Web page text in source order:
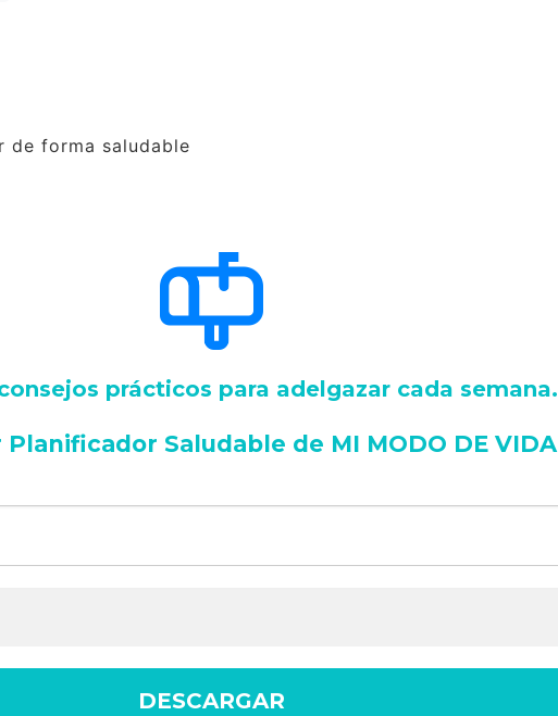
de forma saludable
consejos prácticos para adelgazar cada semana.
Saludable de MI MODO DE VIDA